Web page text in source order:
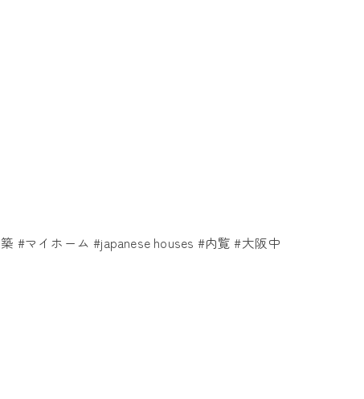
#マイホーム​ #japanese​ houses #内覧​ #大阪中